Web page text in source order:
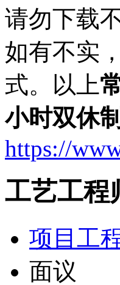
请勿下载
如有不实
式。以上
小时双休制
https://
工艺工程
项目工
面议